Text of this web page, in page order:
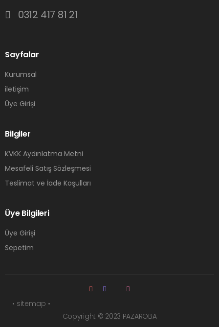
0312 417 81 21
Sayfalar
Kurumsal
iletişim
Üye Girişi
Bilgiler
KVKK Aydınlatma Metni
Mesafeli Satış Sözleşmesi
Teslimat ve İade Koşulları
Üye Bilgileri
Üye Girişi
Sepetim
Copyright © 2023 PAZAROBA
• sitemap •